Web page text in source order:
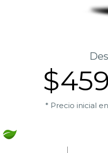
* Precio inicial